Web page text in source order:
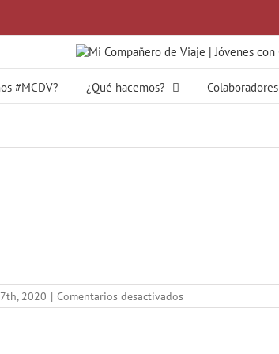
#MCDV? ¿Qué hacemos? Colaboradores
2020 | Comentarios desactivadosen
MMMM